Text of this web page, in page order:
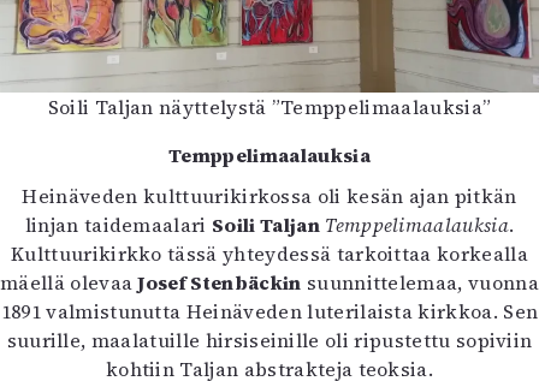
Soili Taljan näyttelystä ”Temppelimaalauksia”
Temppelimaalauksia
Heinäveden kulttuurikirkossa oli kesän ajan pitkän
linjan taidemaalari Soili Taljan Temppelimaalauksia.
Kulttuurikirkko tässä yhteydessä tarkoittaa korkealla
mäellä olevaaJosef Stenbäckin suunnittelemaa, vuonna
1891 valmistunutta Heinäveden luterilaista kirkkoa. Sen
suurille, maalatuille hirsiseinille oli ripustettu sopiviin
kohtiin Taljan abstrakteja teoksia.